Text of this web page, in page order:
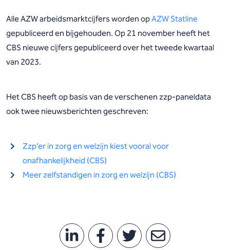
Alle AZW arbeidsmarktcijfers worden opAZW Statline
gepubliceerd en bijgehouden. Op 21 november heeft het
CBS nieuwe cijfers gepubliceerd over het tweede kwartaal
van 2023.
Het CBS heeft op basis van de verschenen zzp-paneldata
ook twee nieuwsberichten geschreven:
Zzp’er in zorg en welzijn kiest vooral voor
onafhankelijkheid (CBS)
Meer zelfstandigen in zorg en welzijn (CBS)